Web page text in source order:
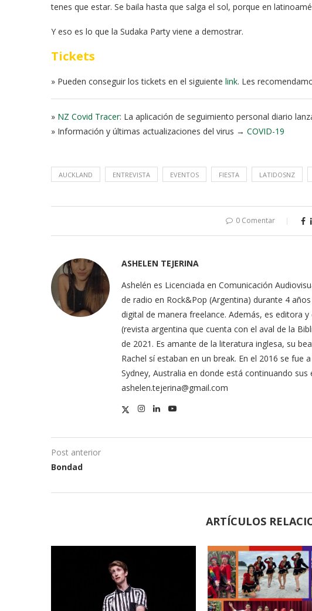
tenes que estar. Se baila hasta que salga el sol, porque en
Y eso es lo que la Sudaka Party viene a demostrar.
Tickets
» Pueden conseguir los tickets en el siguiente link. Les
» NZ Covid Tracer: La aplicación de seguimiento personal diario
» Información y últimas actualizaciones del virus → COVID-19
AUCKLAND ENTREVISTA EVENTOS FIESTA LATIDOSNZ
0 Comentar
ASHELEN TEJERINA
Ashelén es Licenciada en Comunicación
de radio en Rock&Pop (Argentina) durante 4
digital de manera freelance. Además, es editora
(revista argentina que cuenta con el aval de la
de 2021. Es amante de la literatura inglesa, su
Rachel sí estaban en un break. En el 2016 se fue
Sydney, Australia en donde está continuando
ashelen.tejerina@gmail.com
Post anterior
Bondad
ARTÍCULOS